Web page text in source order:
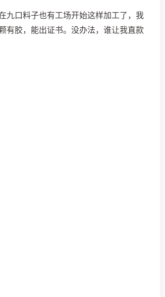
九口料子也有工场开始这样加工了，我
有胶，能出证书。没办法，谁让我直款